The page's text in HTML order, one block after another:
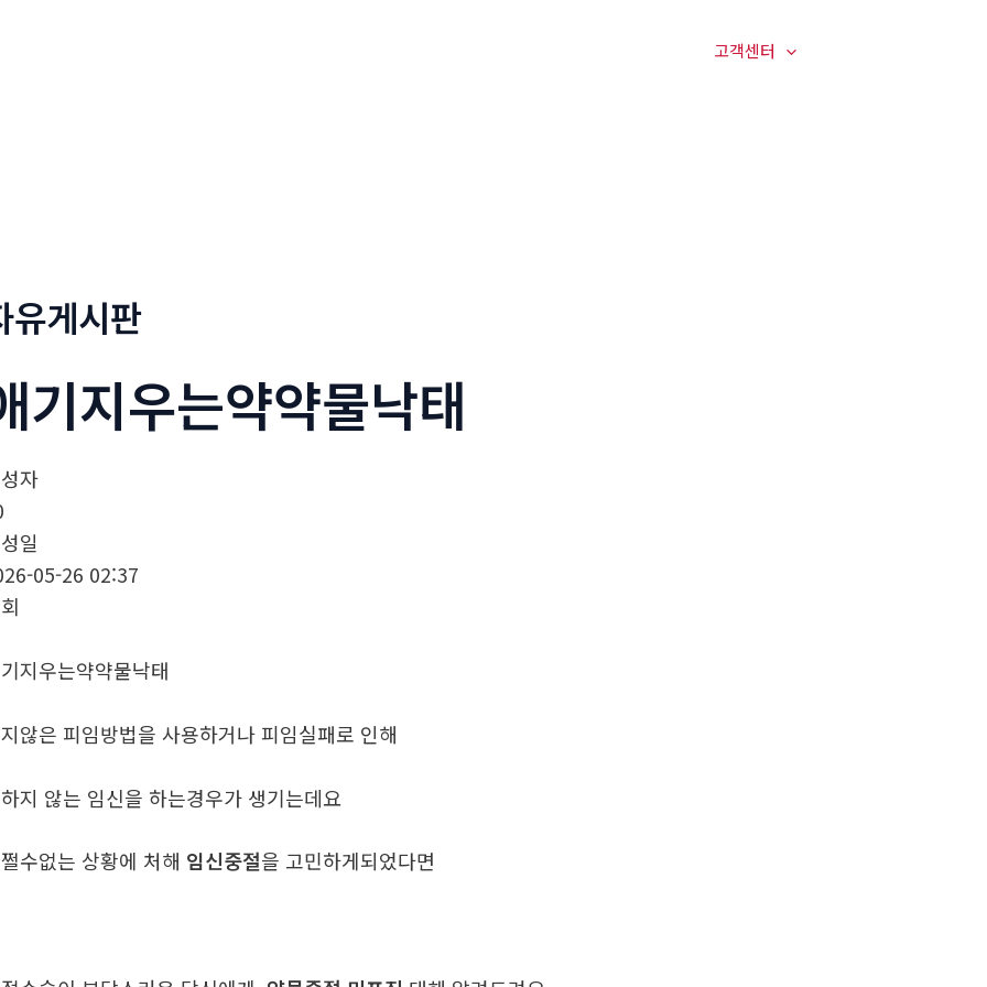
고객센터
유게시판
기지우는약약물낙태
자
일
05-26 02:37
지우는약약물낙태
않은 피임방법을 사용하거나 피임실패로 인해
지 않는 임신을 하는경우가 생기는데요
수없는 상황에 처해 임신중절을 고민하게되었다면